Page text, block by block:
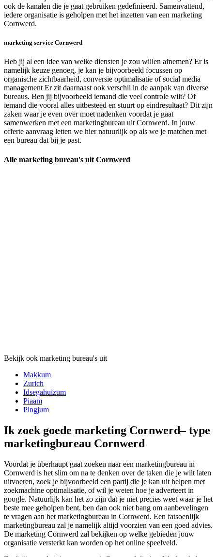
ook de kanalen die je gaat gebruiken gedefinieerd. Samenvattend,
iedere organisatie is geholpen met het inzetten van een marketing
Cornwerd.
marketing service Cornwerd
Heb jij al een idee van welke diensten je zou willen afnemen? Er is
namelijk keuze genoeg, je kan je bijvoorbeeld focussen op
organische zichtbaarheid, conversie optimalisatie of social media
management Er zit daarnaast ook verschil in de aanpak van diverse
bureaus. Ben jij bijvoorbeeld iemand die veel controle wilt? Of
iemand die vooral alles uitbesteed en stuurt op eindresultaat? Dit zijn
zaken waar je even over moet nadenken voordat je gaat
samenwerken met een marketingbureau uit Cornwerd. In jouw
offerte aanvraag letten we hier natuurlijk op als we je matchen met
een bureau dat bij je past.
Alle marketing bureau's uit Cornwerd
Bekijk ook marketing bureau's uit
Makkum
Zurich
Idsegahuizum
Piaam
Pingjum
Ik zoek goede marketing Cornwerd– type
marketingbureau Cornwerd
Voordat je überhaupt gaat zoeken naar een marketingbureau in
Cornwerd is het slim om na te denken over de taken die je wilt laten
uitvoeren, zoek je bijvoorbeeld een partij die je kan uit helpen met
zoekmachine optimalisatie, of wil je weten hoe je adverteert in
google. Natuurlijk kan het zo zijn dat je niet precies weet waar je het
beste mee geholpen bent, ben dan ook niet bang om aanbevelingen
te vragen aan het marketingbureau in Cornwerd. Een fatsoenlijk
marketingbureau zal je namelijk altijd voorzien van een goed advies.
De marketing Cornwerd zal bekijken op welke gebieden jouw
organisatie versterkt kan worden op het online speelveld.